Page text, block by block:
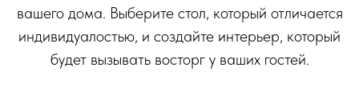
вашего дома. Выберите стол, который отличается
индивидуалостью, и создайте интерьер, который
будет вызывать восторг у ваших гостей.